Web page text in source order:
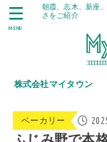
朝霞、志木、新座
さをご紹介
株式会社マイタウン
MENU
ベーカリー